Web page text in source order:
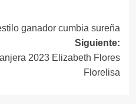
ganador cumbia sureña
Siguiente:
2023 Elizabeth Flores
Florelisa